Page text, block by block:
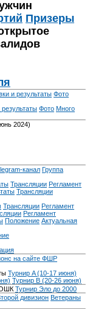
Призеры
и результаты Фото
Фото Много
2024)
канал Группа
Трансляции Регламент
Трансляции
Трансляции Регламент
Регламент
Положение Актуальная
на сайте ФШР
Турнир A (10-17 июня)
Турнир B (20-26 июня)
ОШК Турнир Эло до 2000
дивизион Ветераны